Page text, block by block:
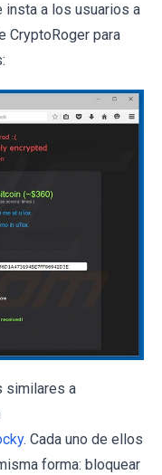
insta a los usuarios a
CryptoRoger para
similares a
. Cada uno de ellos
forma: bloquear